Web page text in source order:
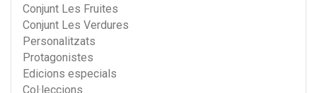
Conjunt Les Fruites
Conjunt Les Verdures
Personalitzats
Protagonistes
Edicions especials
Col·leccions